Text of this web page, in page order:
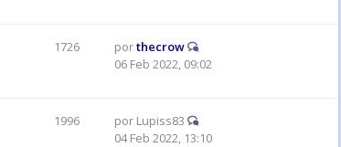
1726 porthecrow
06 Feb 2022, 09:02
1996 por Lupiss83
04 Feb 2022, 13:10